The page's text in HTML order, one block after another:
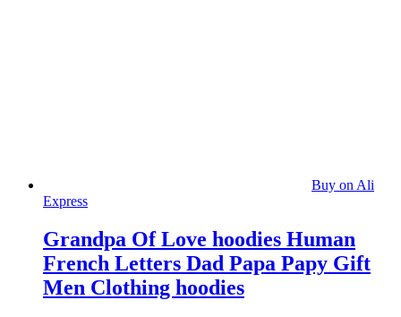
Buy on Ali
Express
Grandpa Of Love hoodies Human
French Letters Dad Papa Papy Gift
Men Clothing hoodies